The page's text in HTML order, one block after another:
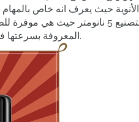
وكذلك بدقة التصنيع 5
الهاتف يدعم شبكات الجيل الخامس 5G المعروفة بسرعتها في الانترنت وهذا شى رائع.